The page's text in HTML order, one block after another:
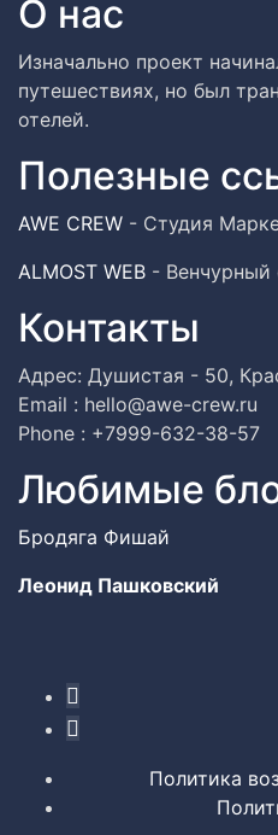
О нас
Изначально проект
путешествиях, но был
отелей.
Полезные
AWE CREW - Студия
ALMOST WEB - Венчурный
Контакты
Адрес: Душистая - 50,
Email : hello@awe-crew.ru
Phone : +7999-632-38-57
Любимые
Бродяга Фишай
Леонид Пашковский
Политика